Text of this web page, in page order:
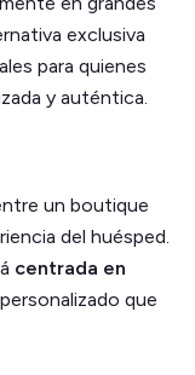
exclusiva
para quienes
y auténtica.
un boutique
del huésped.
centrada en
que